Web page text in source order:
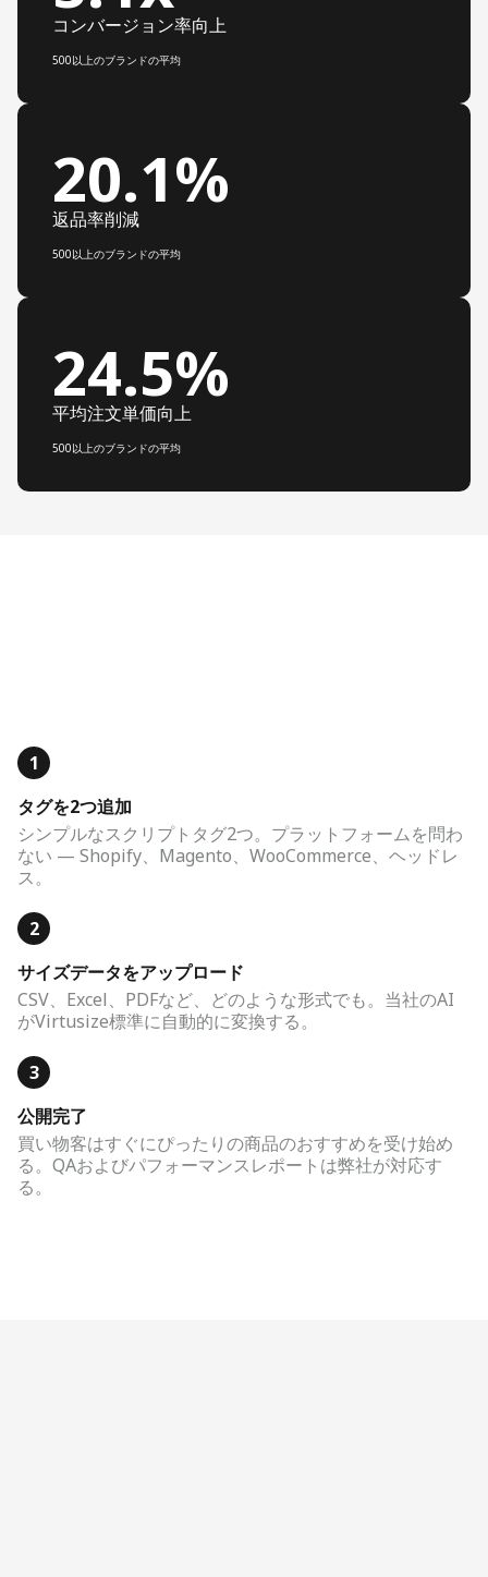
コンバージョン率向上
500以上のブランドの平均
20.1%
返品率削減
500以上のブランドの平均
24.5%
平均注文単価向上
500以上のブランドの平均
1
タグを2つ追加
シンプルなスクリプトタグ2つ。プラットフォームを問わ
ない — Shopify、Magento、WooCommerce、ヘッドレ
ス。
2
サイズデータをアップロード
CSV、Excel、PDFなど、どのような形式でも。当社のAI
がVirtusize標準に自動的に変換する。
3
公開完了
買い物客はすぐにぴったりの商品のおすすめを受け始め
る。QAおよびパフォーマンスレポートは弊社が対応す
る。